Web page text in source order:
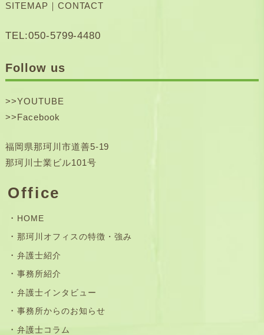
SITEMAP ｜ CONTACT
TEL:050-5799-4480
Follow us
>>YOUTUBE
>>Facebook
福岡県那珂川市道善5-19
那珂川士業ビル101号
Office
HOME
那珂川オフィスの特徴・強み
弁護士紹介
事務所紹介
弁護士インタビュー
事務所からのお知らせ
弁護士コラム